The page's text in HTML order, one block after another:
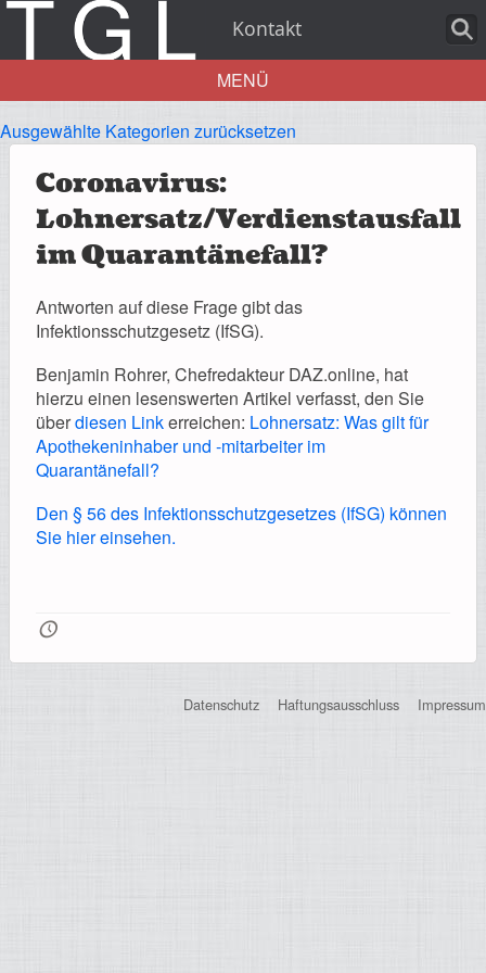
Kontakt
Aktuelles
Über uns
Leistungen
MENÜ
Ausgewählte Kategorien zurücksetzen
Coronavirus:
Lohnersatz/Verdienstausfall
im Quarantänefall?
Antworten auf diese Frage gibt das
Infektionsschutzgesetz (IfSG).
Benjamin Rohrer, Chefredakteur DAZ.online, hat
hierzu einen lesenswerten Artikel verfasst, den Sie
überdiesen Linkerreichen: Lohnersatz: Was gilt für
Apothekeninhaber und -mitarbeiter im
Quarantänefall?
Den § 56 des Infektionsschutzgesetzes (IfSG) können
Sie hier einsehen.
🕔
Datenschutz Haftungsausschluss Impressum